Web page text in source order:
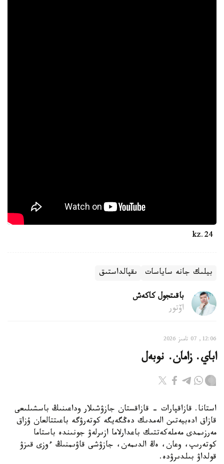
بيلىك جانە ساياسات ىقپالداستىق
باقىتجول كاكەش
اۆتور
12:06, 07 تامىز 2026
اباي. زامان. نوبەل
استانا. قازاقپارات - قازاقستان جازۋشىلار وداعىنىڭ باسشىلىعى
قازاق ادەبيەتىن الەمدىك دەڭگەيگە كوتەرۋگە باعىتتالعان ۇزاق
مەرزىمدى مەملەكەتتىك باعدارلاما ازىرلەۋ جونىندە باستاما
كوتەرىپ، وعان، ەڭ الدىمەن، جازۋشى قاۋىمنىڭ ءوزى قىزۋ
قولداۋ بىلدىرۋدە.